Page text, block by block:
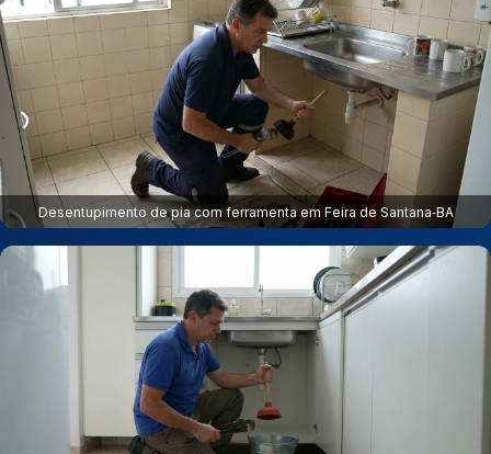
Desentupimento de pia com ferramenta em Feira de Santana‑BA